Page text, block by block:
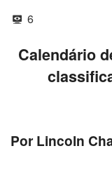
6
Calendário
Por Lincoln